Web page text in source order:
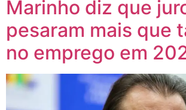
Marinho diz que
pesaram mais que
no emprego em